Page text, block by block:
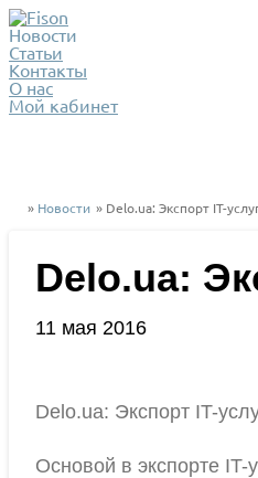
Новости
Статьи
Контакты
О нас
Мой кабинет
» Новости » Delo.ua: Экспорт IT-
Delo.ua:
11 мая 2016
Delo.ua: Экспорт IT-
Основой в экспорте IT-